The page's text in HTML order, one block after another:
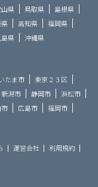
県 鳥取県
島根県
高知県
福岡県
県 沖縄県
たま市
東京２３区
新潟市 静岡市
浜松市
広島市
福岡市
運営会社
利用規約